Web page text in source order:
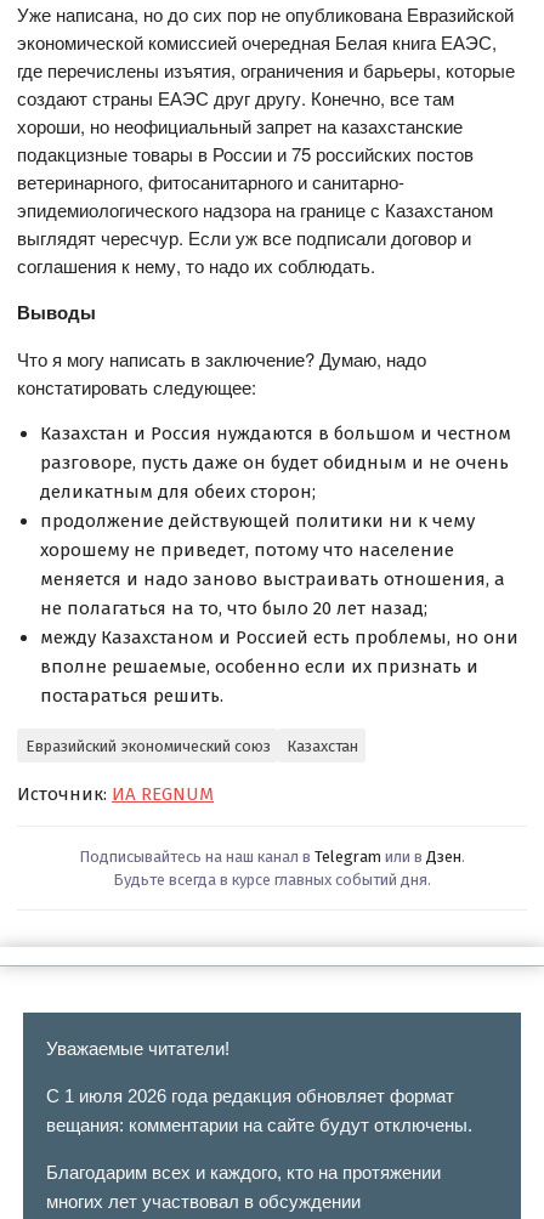
Уже написана, но до сих пор не опубликована Евразийской
экономической комиссией очередная Белая книга ЕАЭС,
где перечислены изъятия, ограничения и барьеры, которые
создают страны ЕАЭС друг другу. Конечно, все там
хороши, но неофициальный запрет на казахстанские
подакцизные товары в России и 75 российских постов
ветеринарного, фитосанитарного и санитарно-
эпидемиологического надзора на границе с Казахстаном
выглядят чересчур. Если уж все подписали договор и
соглашения к нему, то надо их соблюдать.
Выводы
Что я могу написать в заключение? Думаю, надо
констатировать следующее:
Казахстан и Россия нуждаются в большом и честном
разговоре, пусть даже он будет обидным и не очень
деликатным для обеих сторон;
продолжение действующей политики ни к чему
хорошему не приведет, потому что население
меняется и надо заново выстраивать отношения, а
не полагаться на то, что было 20 лет назад;
между Казахстаном и Россией есть проблемы, но они
вполне решаемые, особенно если их признать и
постараться решить.
Евразийский экономический союз Казахстан
Источник: ИА REGNUM
Подписывайтесь на наш канал в Telegram или в Дзен.
Будьте всегда в курсе главных событий дня.
Уважаемые читатели!
С 1 июля 2026 года редакция обновляет формат
вещания: комментарии на сайте будут отключены.
Благодарим всех и каждого, кто на протяжении
многих лет участвовал в обсуждении